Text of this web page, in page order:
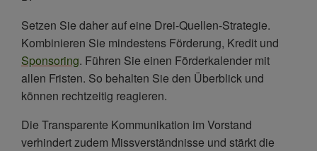
Setzen Sie daher auf eine Drei-Quellen-Strategie.
Kombinieren Sie mindestens Förderung, Kredit und
Sponsoring. Führen Sie einen Förderkalender mit
allen Fristen. So behalten Sie den Überblick und
können rechtzeitig reagieren.
Die Transparente Kommunikation im Vorstand
verhindert zudem Missverständnisse und stärkt die